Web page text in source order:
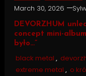
March 30, 2026
DEVORZHUM
concept mini-
było…”
black metal ,
extreme metal , o